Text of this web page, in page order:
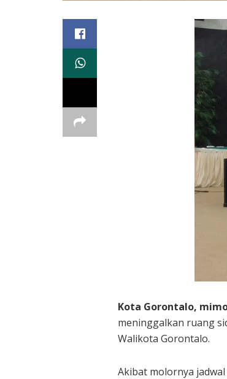
Kota Gorontalo,
meninggalkan ruang
Walikota Gorontalo.
Akibat molornya